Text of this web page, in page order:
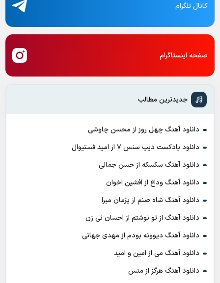
کانال تلگرام
صفحه اینستاگرام
جدیدترین مطالب
دانلود آهنگ چهل روز از محسن چاوشی
دانلود پادکست ديپ سنس ۷ از اميد فستيوال
دانلود آهنگ سکسکه از حسن جمالی
دانلود آهنگ وداع از افشين اخوان
دانلود آهنگ شاه صنم از پژمان مبرا
دانلود آهنگ از تو نوشتم از احسان نی زن
دانلود آهنگ دیوونه بودم از مهدی جهانی
دانلود آهنگ می از امین و امید
دانلود آهنگ هرگز از منس